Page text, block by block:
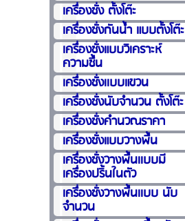
เครื่องชั่ง ตั้งโต๊ะ
เครื่องชั่งกันน้ำ แบบตั้งโต๊ะ
เครื่องชั่งแบบวิเคราะห์
ความชื้น
เครื่องชั่งเเบบแขวน
เครื่องชั่งนับจำนวน ตั้งโต๊ะ
เครื่องชั่งคำนวณราคา
เครื่องชั่งแบบวางพื้น
เครื่องชั่งวางพื้นเเบบมี
เครื่องปริ้นในตัว
เครื่องชั่งวางพื้นเเบบ นับ
จำนวน